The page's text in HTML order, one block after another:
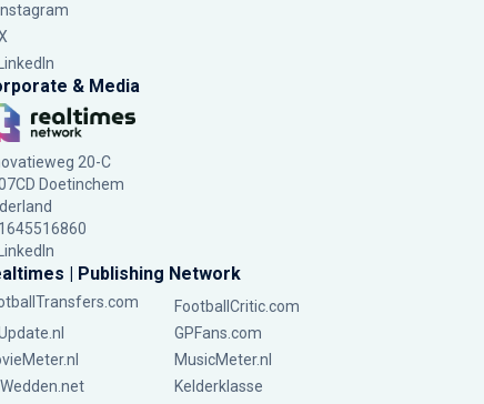
Instagram
LinkedIn
& Media
20-C
Doetinchem
LinkedIn
| Publishing Network
FootballCritic.com
GPFans.com
MusicMeter.nl
Kelderklasse